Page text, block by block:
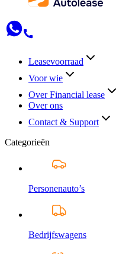
Leasevoorraad
Voor wie
Over Financial lease
Over ons
Contact & Support
Categorieën
Personenauto’s
Bedrijfswagens